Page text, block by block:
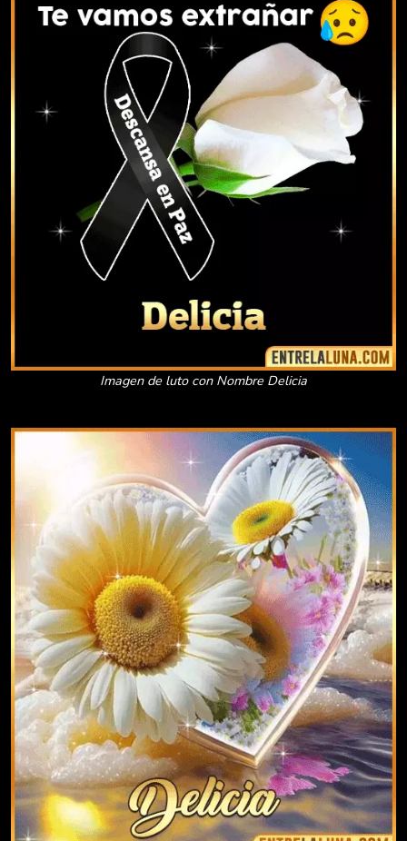
Imagen de luto con Nombre Delicia